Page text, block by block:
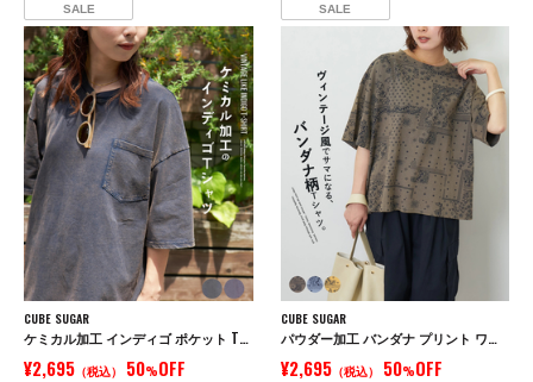
SALE
CUBE SUGAR
ケミカル加工 インディゴ ポケット Tシャツ
¥2,695 （税込） 50%OFF
SALE
CUBE SUGAR
パウダー加工 バンダナ プリント ワイド Tシャツ
¥2,695（税込） 50%OFF